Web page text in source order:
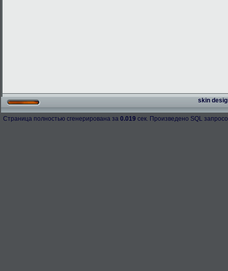
skin
Страница полностью сгенерирована за 0.019 сек. Произведено SQL